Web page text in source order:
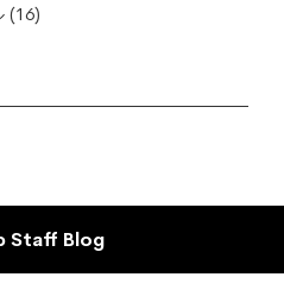
(16)
Staff Blog